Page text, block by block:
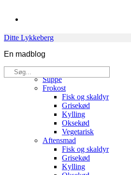
Ditte Lykkeberg
En madblog
Søg
efter:
Opskrifter
Suppe
Frokost
Fisk og skaldyr
Grisekød
Kylling
Oksekød
Vegetarisk
Aftensmad
Fisk og skaldyr
Grisekød
Kylling